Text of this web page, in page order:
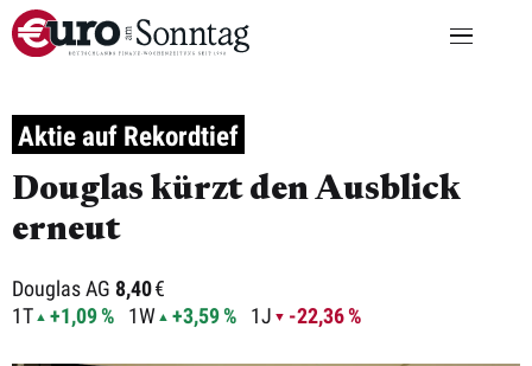
Aktie auf Rekordtief
Douglas kürzt den Ausblick
erneut
Douglas AG 8,40€
1T
+1,09 % 1W +3,59 % 1J -22,36 %